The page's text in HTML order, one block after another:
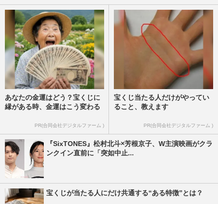
あなたの金運はどう？宝くじに
縁がある時、金運はこう変わる
PR(合同会社デジタルファーム )
宝くじ当たる人だけがやってい
ること、教えます
PR(合同会社デジタルファーム )
『SixTONES』松村北斗×芳根京子、W主演映画がクラ
ンクイン直前に「突如中止...
宝くじが当たる人にだけ共通する“ある特徴”とは？